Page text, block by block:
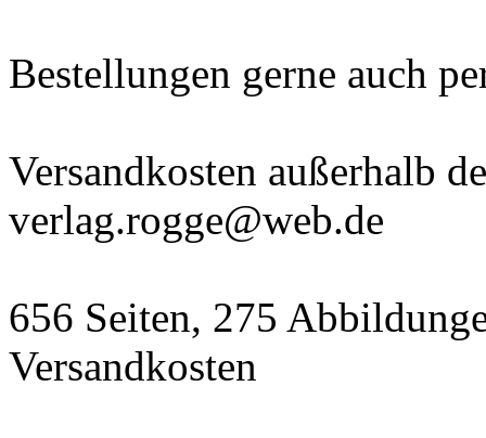
Bestellungen gerne auch
Versandkosten außerhalb
verlag.rogge@web.de
656 Seiten, 275
Versandkosten